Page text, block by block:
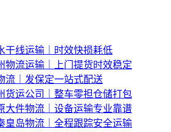
干线运输｜时效快损耗低
物流运输｜上门提货时效稳定
流｜发保定一站式配送
货运公司｜整车零担仓储打包
大件物流｜设备运输专业靠谱
皇岛物流｜全程跟踪安全运输